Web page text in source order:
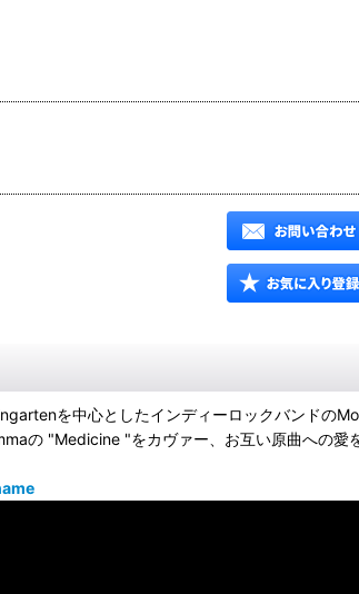
を中心としたインディーロックバンドの
の "Medicine "をカヴァー、お互い原曲への愛